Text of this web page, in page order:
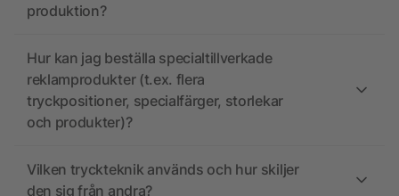
produktion?
Hur kan jag beställa specialtillverkade
reklamprodukter (t.ex. flera
tryckpositioner, specialfärger, storlekar
och produkter)?
Vilken tryckteknik används och hur skiljer
den sig från andra?